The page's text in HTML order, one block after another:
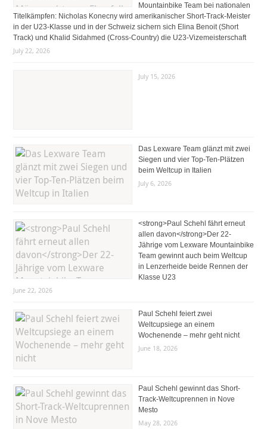
Mountainbike Team bei nationalen
Titelkämpfen: Nicholas Konecny wird amerikanischer Short-Track-Meister
in der U23-Klasse und in der Schweiz sichern sich Elina Benoit (Short
Track) und Khalid Sidahmed (Cross-Country) die U23-Vizemeisterschaft
July 22, 2026
July 15, 2026
Das Lexware Team glänzt mit zwei
Siegen und vier Top-Ten-Plätzen
beim Weltcup in Italien
July 6, 2026
<strong>Paul Schehl fährt erneut
allen davon</strong>Der 22-
Jährige vom Lexware Mountainbike
Team gewinnt auch beim Weltcup
in Lenzerheide beide Rennen der
Klasse U23
June 22, 2026
Paul Schehl feiert zwei
Weltcupsiege an einem
Wochenende – mehr geht nicht
June 18, 2026
Paul Schehl gewinnt das Short-
Track-Weltcuprennen in Nove
Mesto
May 28, 2026